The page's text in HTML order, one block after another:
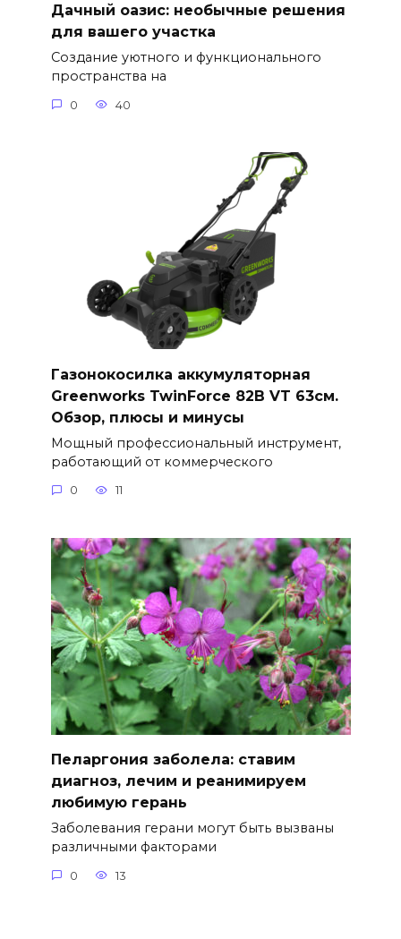
Дачный оазис: необычные решения
для вашего участка
Создание уютного и функционального
пространства на
0 40
Газонокосилка аккумуляторная
Greenworks TwinForce 82В VT 63см.
Обзор, плюсы и минусы
Мощный профессиональный инструмент,
работающий от коммерческого
0 11
Пеларгония заболела: ставим
диагноз, лечим и реанимируем
любимую герань
Заболевания герани могут быть вызваны
различными факторами
0 13